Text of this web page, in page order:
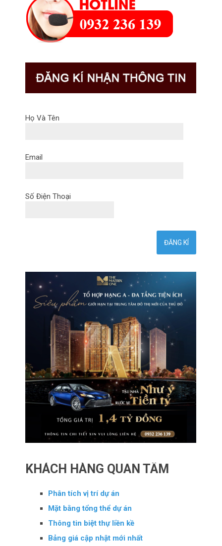
Họ Và Tên
Email
Số Điện Thoại
KHÁCH HÀNG QUAN TÂM
Phân tích vị trí dự án
Mặt bằng tổng thể dự án
Thông tin biệt thự liền kề
Bảng giá cập nhật mới nhất